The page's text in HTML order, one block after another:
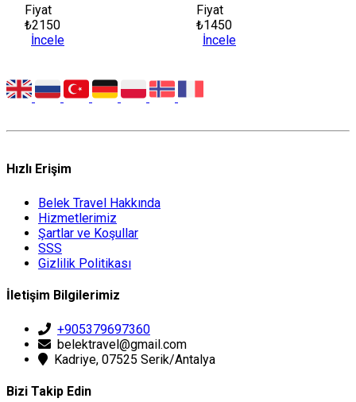
Fiyat
₺2150
İncele
Fiyat
₺1450
İncele
Hızlı Erişim
Belek Travel Hakkında
Hizmetlerimiz
Şartlar ve Koşullar
SSS
Gizlilik Politikası
İletişim Bilgilerimiz
+905379697360
belektravel@gmail.com
Kadriye, 07525 Serik/Antalya
Bizi Takip Edin